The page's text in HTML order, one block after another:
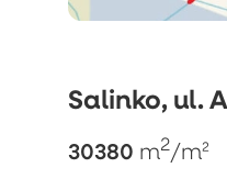
Salinko, ul.
30380 m2/m²